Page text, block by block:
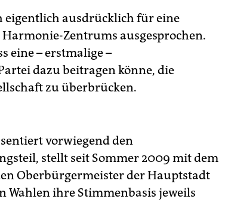
eigentlich ausdrücklich für eine
Zentrums ausgesprochen.
eine – erstmalige –
dazu beitragen könne, die
zu überbrücken.
vorwiegend den
stellt seit Sommer 2009 mit dem
Oberbürgermeister der Hauptstadt
Wahlen ihre Stimmenbasis jeweils